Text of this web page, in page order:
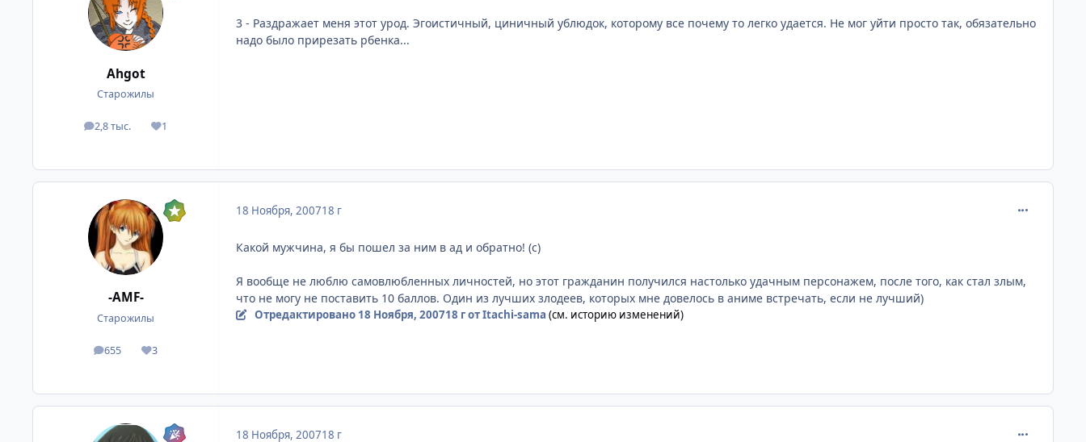
Ahgot
Старожилы
2,8 тыс.
посты 1
Репутация
3 - Раздражает меня этот урод. Эгоистичный, циничный ублюдок, которому все почему то легко удается. Не мог уйти просто так, обязательно
надо было прирезать рбенка...
-AMF-
Старожилы
655
посты 3
Репутация
18 Ноября, 200718 г
Какой мужчина, я бы пошел за ним в ад и обратно! (с)
Я вообще не люблю самовлюбленных личностей, но этот гражданин получился настолько удачным персонажем, после того, как стал злым,
что не могу не поставить 10 баллов. Один из лучших злодеев, которых мне довелось в аниме встречать, если не лучший)
Отредактировано 18 Ноября, 200718 гот Itachi-sama (см. историю изменений)
18 Ноября, 200718 г